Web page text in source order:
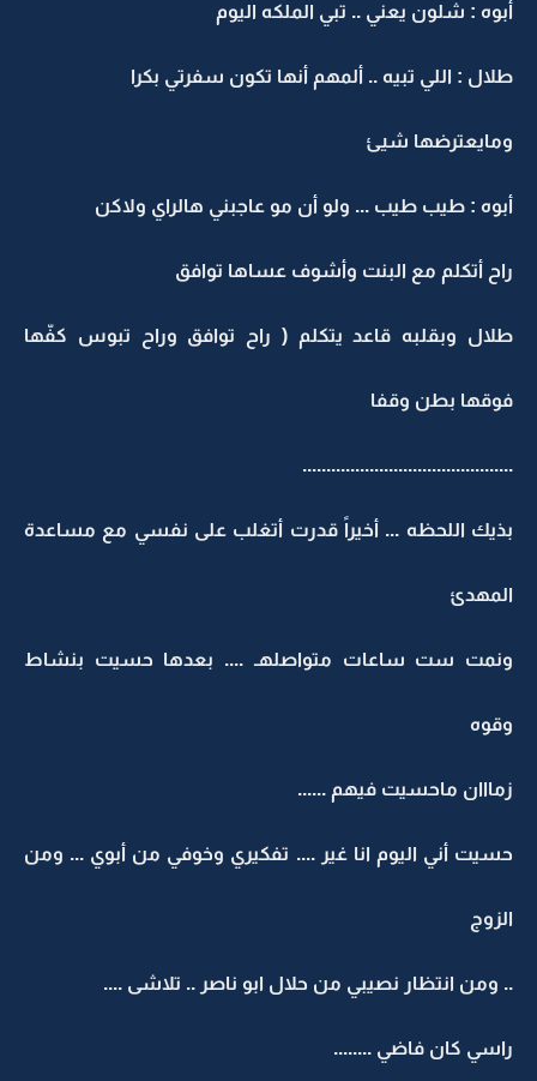
أبوه : شلون يعني .. تبي الملكه اليوم
طلال : اللي تبيه .. ألمهم أنها تكون سفرتي بكرا
ومايعترضها شيئ
أبوه : طيب طيب ... ولو أن مو عاجبني هالراي ولاكن
راح أتكلم مع البنت وأشوف عساها توافق
طلال وبقلبه قاعد يتكلم ( راح توافق وراح تبوس كفّها
فوقها بطن وقفا
............................................
بذيك اللحظه ... أخيراً قدرت أتغلب على نفسي مع مساعدة
المهدئ
ونمت ست ساعات متواصلهـ .... بعدها حسيت بنشاط
وقوه
زمااان ماحسيت فيهم ......
حسيت أني اليوم انا غير .... تفكيري وخوفي من أبوي ... ومن
الزوج
.. ومن انتظار نصيبي من حلال ابو ناصر .. تلاشى ....
راسي كان فاضي ........